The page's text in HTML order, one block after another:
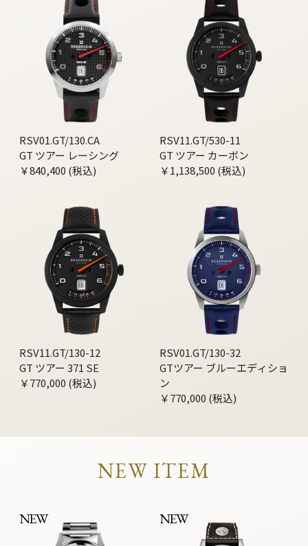
RSV01.GT/130.CA
GT ツアー レーシング
￥840,400 (税込)
RSV11.GT/530-11
GT ツアー カーボン
￥1,138,500 (税込)
RSV11.GT/130-12
GT ツアー 371 SE
￥770,000 (税込)
RSV01.GT/130-32
GTツアー ブルーエディショ
ン
￥770,000 (税込)
NEW ITEM
NEW NEW